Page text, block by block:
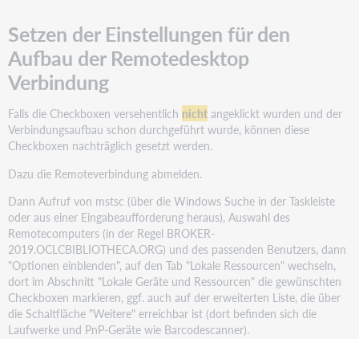
Setzen der Einstellungen für den
Aufbau der Remotedesktop
Verbindung
Falls die Checkboxen versehentlich nicht angeklickt wurden und der
Verbindungsaufbau schon durchgeführt wurde, können diese
Checkboxen nachträglich gesetzt werden.
Dazu die Remoteverbindung abmelden.
Dann Aufruf von mstsc (über die Windows Suche in der Taskleiste
oder aus einer Eingabeaufforderung heraus), Auswahl des
Remotecomputers (in der Regel BROKER-
2019.OCLCBIBLIOTHECA.ORG) und des passenden Benutzers, dann
"Optionen einblenden", auf den Tab "Lokale Ressourcen" wechseln,
dort im Abschnitt "Lokale Geräte und Ressourcen" die gewünschten
Checkboxen markieren, ggf. auch auf der erweiterten Liste, die über
die Schaltfläche "Weitere" erreichbar ist (dort befinden sich die
Laufwerke und PnP-Geräte wie Barcodescanner).